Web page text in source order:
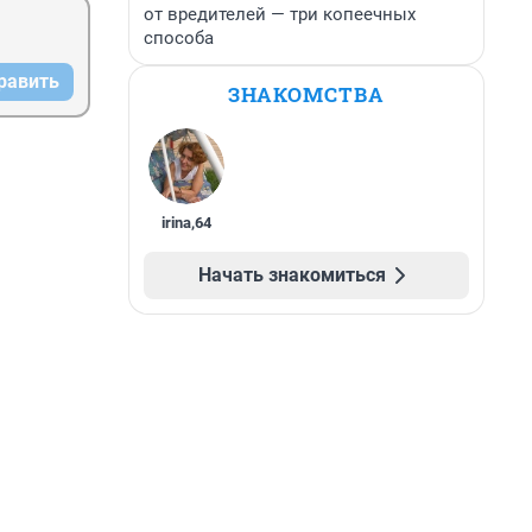
от вредителей — три копеечных
способа
ЗНАКОМСТВА
irina,64
Начать знакомиться